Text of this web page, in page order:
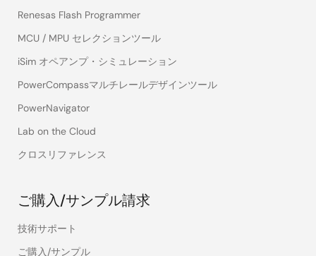
Renesas Flash Programmer
MCU / MPU セレクションツール
iSim オペアンプ・シミュレーション
PowerCompassマルチレールデザインツール
PowerNavigator
Lab on the Cloud
クロスリファレンス
ご購入/サンプル請求
技術サポート
ご購入/サンプル